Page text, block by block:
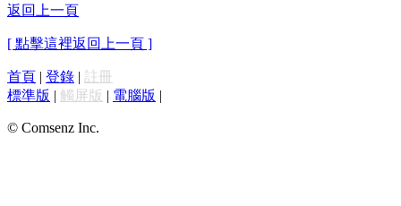
返回上一頁
[ 點擊這裡返回上一頁 ]
首頁 | 登錄 | 註冊
標準版 | 觸屏版 | 電腦版 |
© Comsenz Inc.